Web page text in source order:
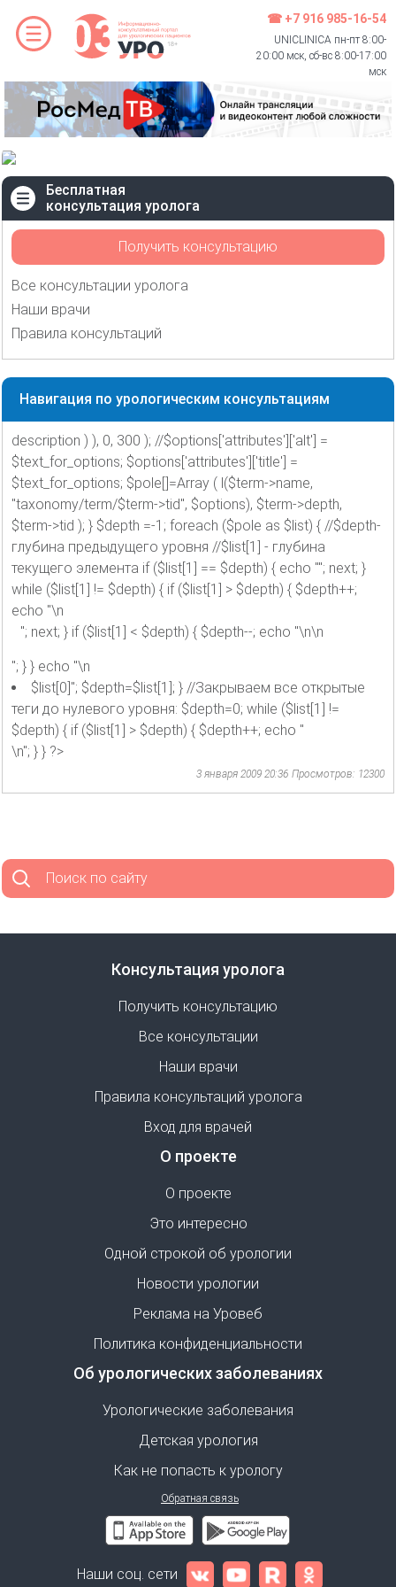
☎ +7 916 985-16-54
UNICLINICA пн-пт 8:00-
20:00 мск, сб-вс 8:00-17:00
мск
Бесплатная
консультация уролога
Получить консультацию
Все консультации уролога
Наши врачи
Правила консультаций
Навигация по урологическим консультациям
description ) ), 0, 300 ); //$options['attributes']['alt'] =
$text_for_options; $options['attributes']['title'] =
$text_for_options; $pole[]=Array ( l($term->name,
"taxonomy/term/$term->tid", $options), $term->depth,
$term->tid ); } $depth =-1; foreach ($pole as $list) { //$depth-
глубина предыдущего уровня //$list[1] - глубина
текущего элемента if ($list[1] == $depth) { echo ""; next; }
while ($list[1] != $depth) { if ($list[1] > $depth) { $depth++;
echo "\n
"; next; } if ($list[1] < $depth) { $depth--; echo "\n\n
"; } } echo "\n
$list[0]"; $depth=$list[1]; } //Закрываем все открытые
теги до нулевого уровня: $depth=0; while ($list[1] !=
$depth) { if ($list[1] > $depth) { $depth++; echo "
\n"; } } ?>
3 января 2009 20:36 Просмотров: 12300
Поиск по сайту
Консультация уролога
Получить консультацию
Все консультации
Наши врачи
Правила консультаций уролога
Вход для врачей
О проекте
О проекте
Это интересно
Одной строкой об урологии
Новости урологии
Реклама на Уровеб
Политика конфиденциальности
Об урологических заболеваниях
Урологические заболевания
Детская урология
Как не попасть к урологу
Обратная связь
Наши соц. сети